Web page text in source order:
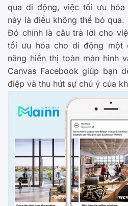
qua di động, việc tối ưu
này là điều không thể bỏ qua.
Đó chính là câu trả lời cho
tối ưu hóa cho di động một
năng hiển thị toàn màn hình
Canvas Facebook giúp bạn
điệp và thu hút sự chú ý của